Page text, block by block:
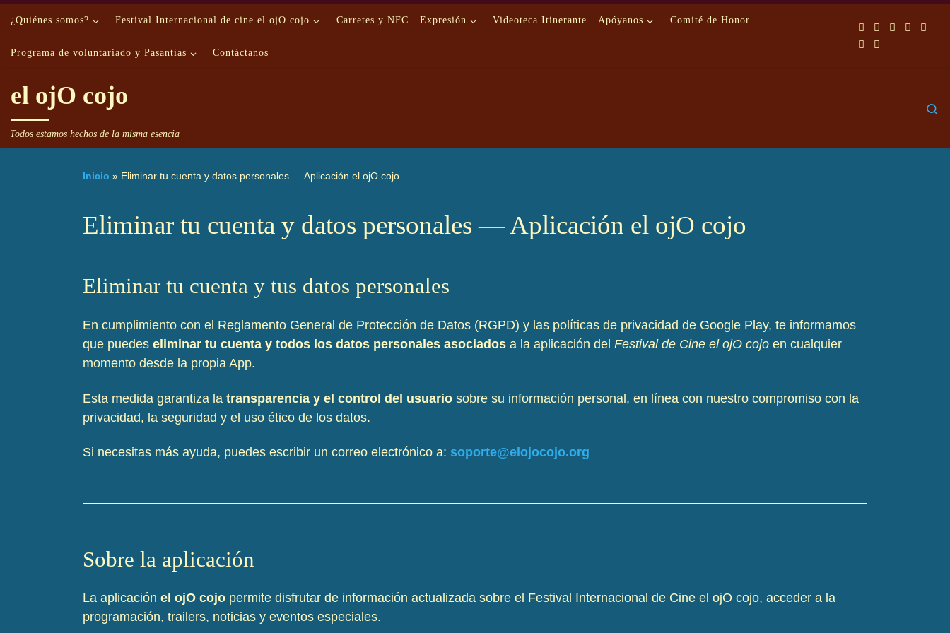
Saltar al contenido
¿Quiénes somos? Festival Internacional de cine el ojO cojo Carretes y NFC Expresión Videoteca Itinerante Apóyanos Comité de Honor
Programa de voluntariado y Pasantías Contáctanos
el ojO cojo
Todos estamos hechos de la misma esencia
Inicio » Eliminar tu cuenta y datos personales — Aplicación el ojO cojo
Eliminar tu cuenta y datos personales — Aplicación el ojO cojo
Eliminar tu cuenta y tus datos personales
En cumplimiento con el Reglamento General de Protección de Datos (RGPD) y las políticas de privacidad de Google Play, te informamos
que puedes eliminar tu cuenta y todos los datos personales asociados a la aplicación del Festival de Cine el ojO cojo en cualquier
momento desde la propia App.
Esta medida garantiza la transparencia y el control del usuario sobre su información personal, en línea con nuestro compromiso con la
privacidad, la seguridad y el uso ético de los datos.
Si necesitas más ayuda, puedes escribir un correo electrónico a: soporte@elojocojo.org
Sobre la aplicación
La aplicación el ojO cojo permite disfrutar de información actualizada sobre el Festival Internacional de Cine el ojO cojo, acceder a la
programación, trailers, noticias y eventos especiales.